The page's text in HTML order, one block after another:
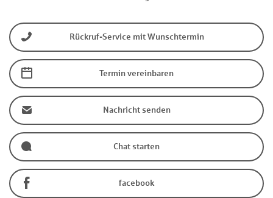
Rückruf-Service mit Wunschtermin
Termin vereinbaren
Nachricht senden
Chat starten
facebook